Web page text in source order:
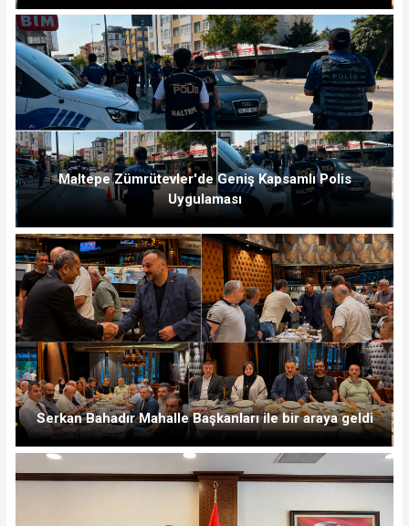
Maltepe Zümrütevler'de Geniş Kapsamlı Polis
Uygulaması
Serkan Bahadır Mahalle Başkanları ile bir araya geldi